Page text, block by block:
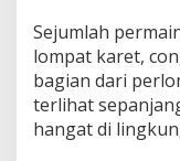
Sejumlah
lompat karet,
bagian dari
terlihat
hangat di